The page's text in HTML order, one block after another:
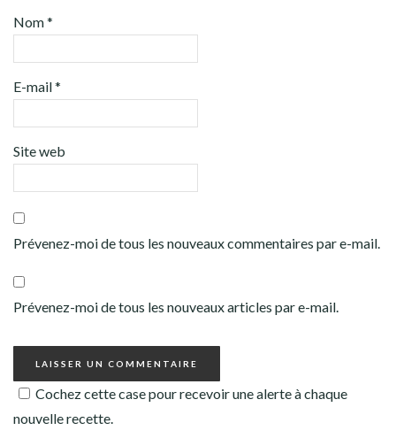
Nom*
E-mail*
Site web
Prévenez-moi de tous les nouveaux commentaires par e-mail.
Prévenez-moi de tous les nouveaux articles par e-mail.
Cochez cette case pour recevoir une alerte à chaque
nouvelle recette.